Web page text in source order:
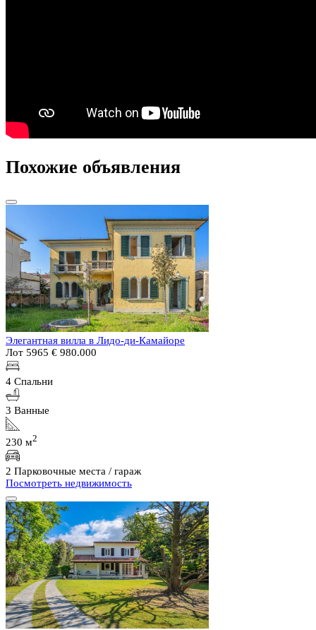
Похожие объявления
Элегантная вилла в Лидо-ди-Камайоре
Лот 5965 € 980.000
4 Спальни
3 Ванные
230 м2
2 Парковочные места / гараж
Посмотреть недвижимость